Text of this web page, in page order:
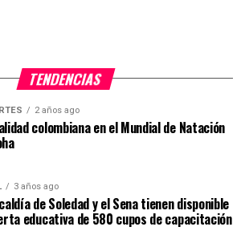
TENDENCIAS
2 años ago
colombiana en el Mundial de Natación
3 años ago
de Soledad y el Sena tienen disponible
educativa de 580 cupos de capacitación